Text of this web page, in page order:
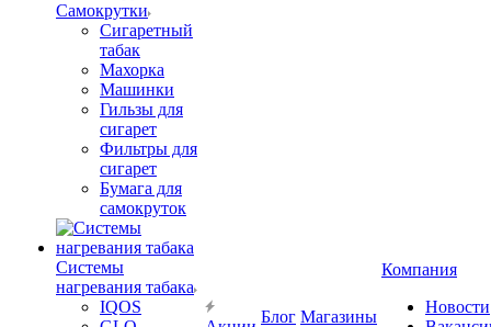
Самокрутки
Сигаретный
табак
Махорка
Машинки
Гильзы для
сигарет
Фильтры для
сигарет
Бумага для
самокруток
Системы
нагревания табака
IQOS
Блог Магазины
Компания
Новости